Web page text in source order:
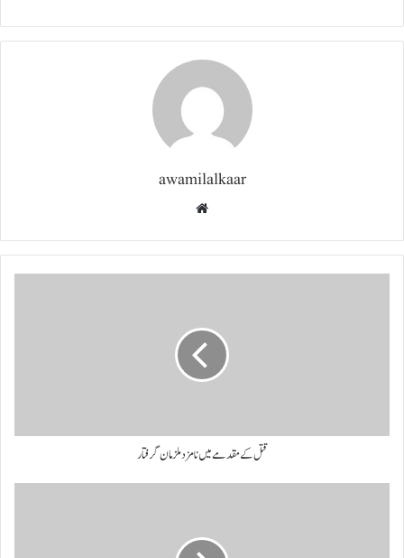
awamilalkaar
قتل کے مقدمے میں نامزد ملزمان گرفتار